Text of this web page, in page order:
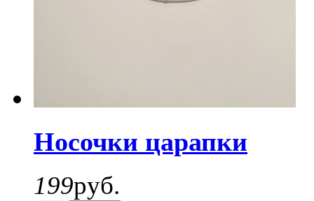
Носочки царапки
199руб.